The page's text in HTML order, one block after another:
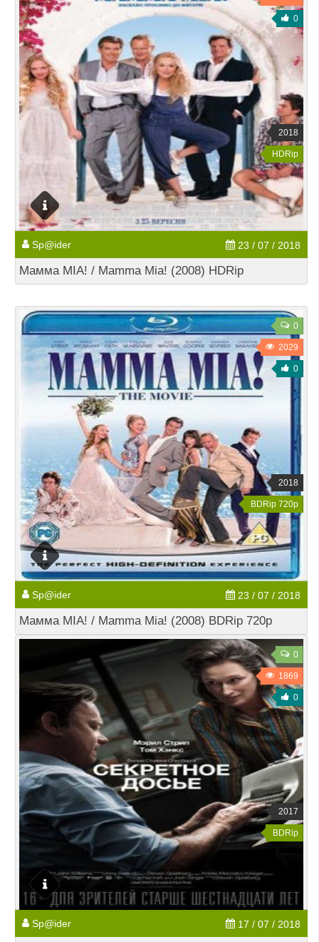
0
2018
HDRip
Sp@ider 23 / 07 / 2018
Мамма MIA! / Mamma Mia! (2008) HDRip
0
2029
0
2018
BDRip 720p
Sp@ider 23 / 07 / 2018
Мамма MIA! / Mamma Mia! (2008) BDRip 720p
0
1869
0
2017
BDRip
Sp@ider 17 / 07 / 2018